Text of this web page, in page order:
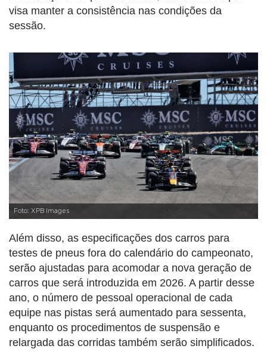
visa manter a consistência nas condições da
sessão.
Foto: XPB Images
Além disso, as especificações dos carros para
testes de pneus fora do calendário do campeonato,
serão ajustadas para acomodar a nova geração de
carros que será introduzida em 2026. A partir desse
ano, o número de pessoal operacional de cada
equipe nas pistas será aumentado para sessenta,
enquanto os procedimentos de suspensão e
relargada das corridas também serão simplificados.